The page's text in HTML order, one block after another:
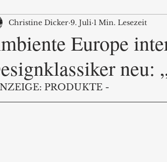
ANZEIGE Intro
Europe
neu:
Christine Dicker 9. Juli 1 Min. Lesezeit
PRODUKTE -